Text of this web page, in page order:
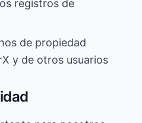
registros de
de propiedad
y de otros usuarios